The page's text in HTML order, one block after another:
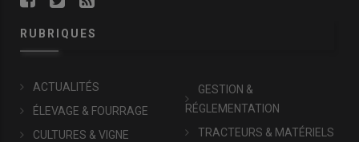
RUBRIQUES
ACTUALITÉS
ÉLEVAGE & FOURRAGE
CULTURES & VIGNE
GESTION &
RÉGLEMENTATION
TRACTEURS & MATÉRIELS